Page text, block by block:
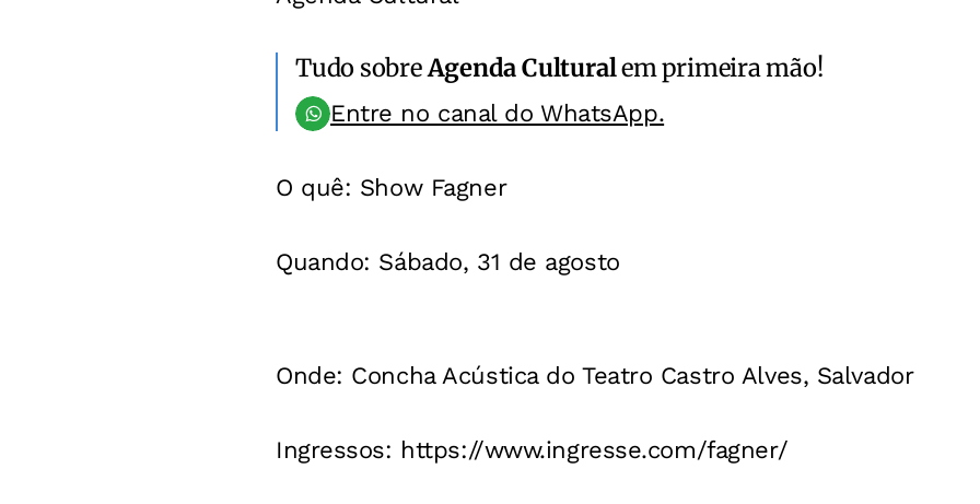
Tudo sobreAgenda Culturalem primeira mão!
Entre no canal do WhatsApp.
O quê: Show Fagner
Quando: Sábado, 31 de agosto
Onde: Concha Acústica do Teatro Castro Alves, Salvador
Ingressos: https://www.ingresse.com/fagner/